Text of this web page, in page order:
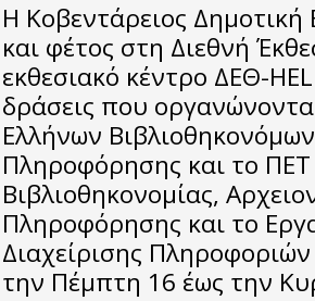
Η Κοβεντάρειος Δημοτική
και φέτος στη Διεθνή
εκθεσιακό κέντρο ΔΕΘ-
δράσεις που
Ελλήνων
Πληροφόρησης και το
Βιβλιοθηκονομίας,
Πληροφόρησης και το
Διαχείρισης
την Πέμπτη 16 έως την